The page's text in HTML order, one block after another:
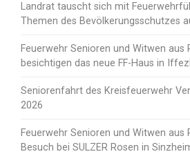
Landrat tauscht sich mit
Themen des Bevölkerungsschutzes
Feuerwehr Senioren und Witwen aus
besichtigen das neue FF-Haus in
Seniorenfahrt des Kreisfeuerwehr
2026
Feuerwehr Senioren und Witwen aus
Besuch bei SULZER Rosen in